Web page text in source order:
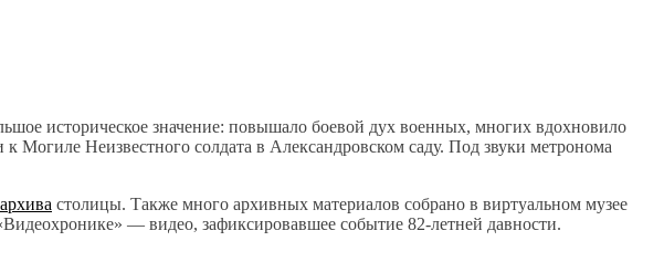
историческое значение: повышало боевой дух военных, многих вдохновило
Неизвестного солдата в Александровском саду. Под звуки метронома
столицы. Также много архивных материалов собрано в виртуальном музее
— видео, зафиксировавшее событие 82-летней давности.